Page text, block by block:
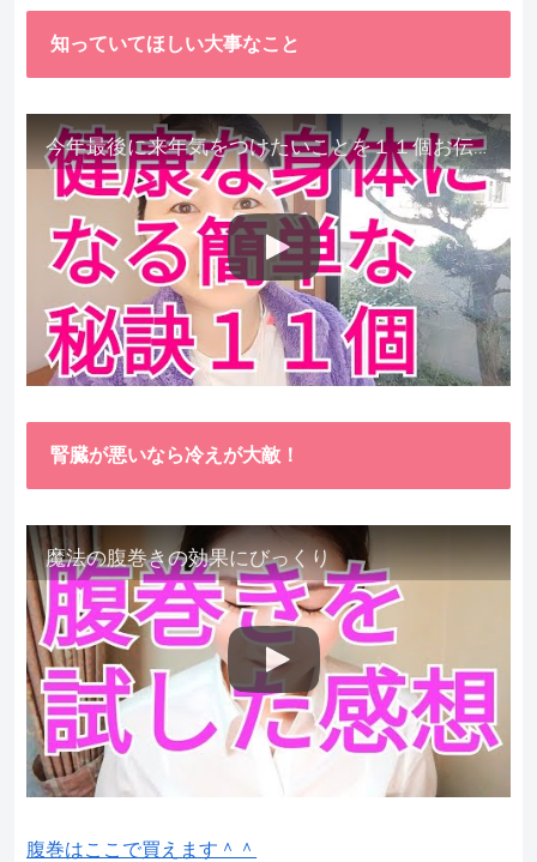
知っていてほしい大事なこと
今年最後に来年気をつけたいことを１１個お伝えします。
腎臓が悪いなら冷えが大敵！
魔法の腹巻きの効果にびっくり
腹巻はここで買えます＾＾